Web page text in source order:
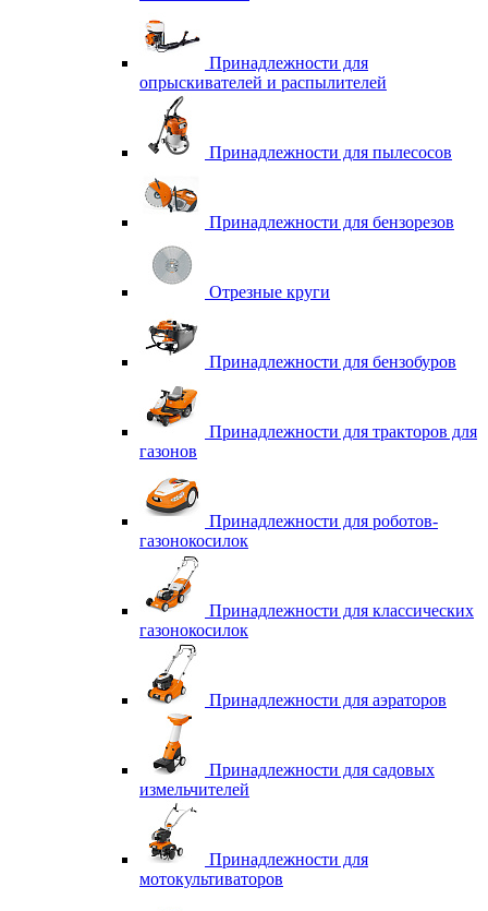
Принадлежности для
опрыскивателей и распылителей
Принадлежности для пылесосов
Принадлежности для бензорезов
Отрезные круги
Принадлежности для бензобуров
Принадлежности для тракторов для
газонов
Принадлежности для роботов-
газонокосилок
Принадлежности для классических
газонокосилок
Принадлежности для аэраторов
Принадлежности для садовых
измельчителей
Принадлежности для
мотокультиваторов